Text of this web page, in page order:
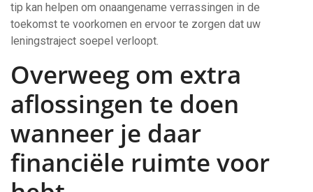
tip kan helpen om onaangename verrassingen in de
toekomst te voorkomen en ervoor te zorgen dat uw
leningstraject soepel verloopt.
Overweeg om extra
aflossingen te doen
wanneer je daar
financiële ruimte voor